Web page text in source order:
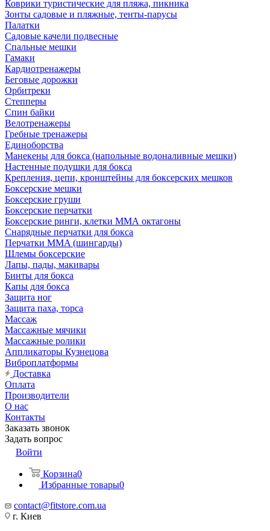
Коврики туристические для пляжа, пикника
Зонты садовые и пляжные, тенты-парусы
Палатки
Садовые качели подвесные
Спальные мешки
Гамаки
Кардиотренажеры
Беговые дорожки
Орбитреки
Степперы
Спин байки
Велотренажеры
Гребные тренажеры
Единоборства
Манекены для бокса (напольные водоналивные мешки)
Настенные подушки для бокса
Крепления, цепи, кронштейны для боксерских мешков
Боксерские мешки
Боксерские груши
Боксерские перчатки
Боксерские ринги, клетки ММА октагоны
Снарядные перчатки для бокса
Перчатки MMA (шингарды)
Шлемы боксерские
Лапы, пады, макивары
Бинты для бокса
Капы для бокса
Защита ног
Защита паха, торса
Массаж
Массажные мячики
Массажные ролики
Аппликаторы Кузнецова
Виброплатформы
Доставка
Оплата
Производители
О нас
Контакты
Заказать звонок
Задать вопрос
Войти
Корзина0
Избранные товары0
contact@fitstore.com.ua
г. Киев